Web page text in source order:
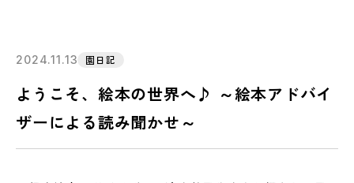
2024.11.13 園日記
ようこそ、絵本の世界へ♪ ～絵本アドバイ
ザーによる読み聞かせ～